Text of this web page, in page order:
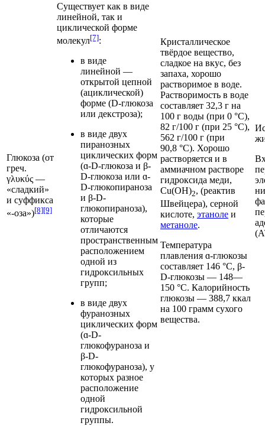
Глюкоза (от
греч.
γλυκύς —
«сладкий»
и суффикса
«-оза»)[8][9]
Существует как в виде
линейной, так и
циклической форме
молекул[7]:
в виде
линейной —
открытой цепной
(ациклической)
форме (D-глюкоза
или декстроза);
в виде двух
пиранозных
циклических форм
(ɑ-D-глюкоза и β-
D-глюкоза или ɑ-
D-глюкопираноза
и β-D-
глюкопираноза),
которые
отличаются
пространственным
расположением
одной из
гидроксильных
групп;
в виде двух
фуранозных
циклических форм
(ɑ-D-
глюкофураноза и
β-D-
глюкофураноза), у
которых разное
расположение
одной
гидроксильной
группы.
Кристаллическое
твёрдое вещество,
сладкое на вкус, без
запаха, хорошо
растворимое в воде.
Растворимость в воде
составляет 32,3 г на
100 г воды (при 0 °C),
82 г/100 г (при 25 °C),
562 г/100 г (при
90,8 °C). Хорошо
растворяется и в
аммиачном растворе
гидроксида меди,
Cu(OH)2, (реактив
Швейцера), серной
кислоте, этаноле и
метаноле.
Температура
плавления ɑ-глюкозы
составляет 146 °C, β-
D-глюкозы — 148—
150 °C. Калорийность
глюкозы — 388,7 ккал
на 100 грамм сухого
вещества.